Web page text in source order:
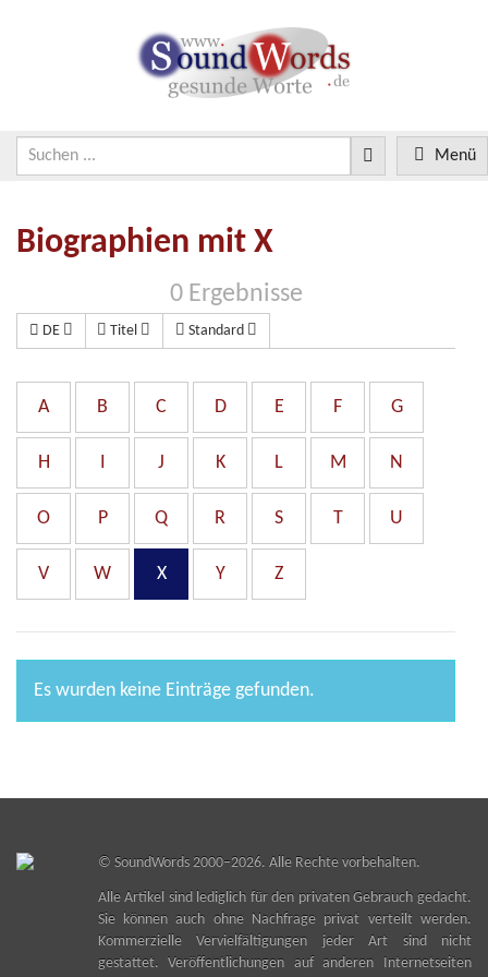
Menü
Biographien mit X
0 Ergebnisse
DE Titel Standard
A B C D E F G
H I J K L M N
O P Q R S T U
V W X Y Z
Es wurden keine Einträge gefunden.
© SoundWords2000–2026. Alle Rechte vorbehalten.
Alle Artikel sind lediglich für den privaten Gebrauch gedacht.
Sie können auch ohne Nachfrage privat verteilt werden.
Kommerzielle Vervielfältigungen jeder Art sind nicht
gestattet. Veröffentlichungen auf anderen Internetseiten